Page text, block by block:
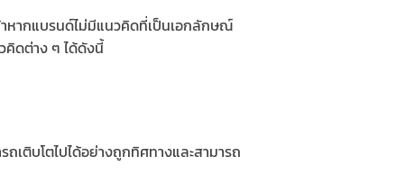
หากแบรนด์ไม่มีแนวคิดที่เป็นเอกลักษณ์
คิดต่าง ๆ ได้ดังนี้
ถเติบโตไปได้อย่างถูกทิศทางและสามารถ